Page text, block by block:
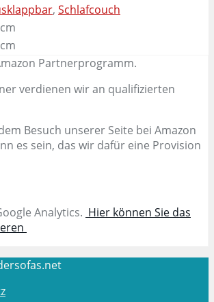
, Schlafcouch
Partnerprogramm.
verdienen wir an qualifizierten
Besuch unserer Seite bei Amazon
es sein, das wir dafür eine Provision
Analytics. Hier können Sie das